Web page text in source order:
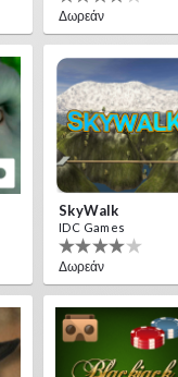
Δωρεάν
SkyWalk
IDC Games
Δωρεάν